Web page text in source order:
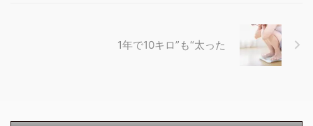
1年で10キロ”も“太った